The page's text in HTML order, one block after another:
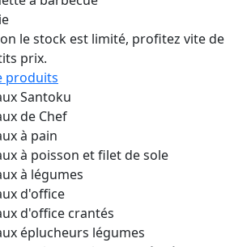
le stock est limité, profitez vite de
prix.
produits
Santoku
de Chef
à pain
à poisson et filet de sole
à légumes
d'office
d'office crantés
éplucheurs légumes